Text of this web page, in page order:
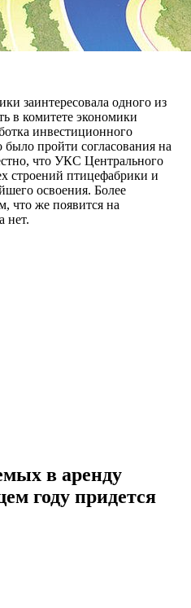
заинтересовала одного из
в комитете экономики
инвестиционного
пройти согласования на
что УКС Центрального
строений птицефабрики и
освоения. Более
что же появится на
нет.
в аренду
году придется